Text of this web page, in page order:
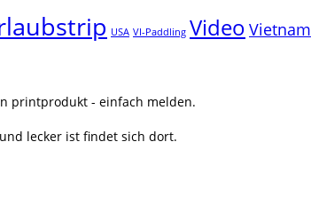
USA VI-Paddling Video Vietnam
printprodukt - einfach melden.
lecker ist findet sich dort.